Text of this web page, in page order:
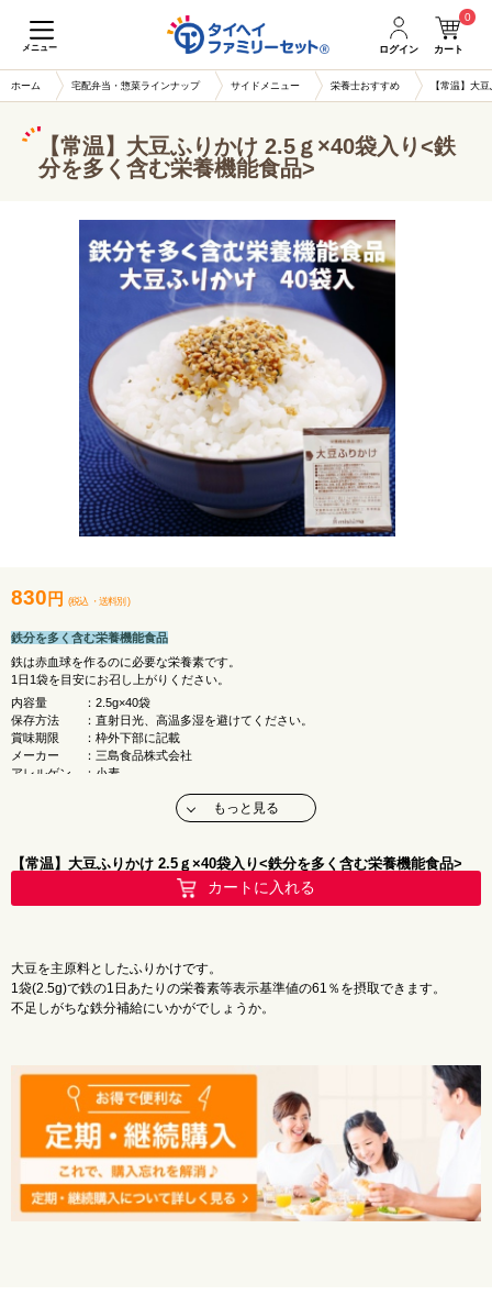
メニュー ログイン カート
0
ホーム 宅配弁当・惣菜ラインナップ サイドメニュー 栄養士おすすめ 【常温】大
【常温】大豆ふりかけ 2.5ｇ×40袋入り<鉄
分を多く含む栄養機能食品>
830 円 (税込 ・ 送料別 )
鉄分を多く含む栄養機能食品
鉄は赤血球を作るのに必要な栄養素です。
1日1袋を目安にお召し上がりください。
内容量 ：2.5g×40袋
保存方法 ：直射日光、高温多湿を避けてください。
賞味期限 ：枠外下部に記載
メーカー ：三島食品株式会社
アレルゲン ：小麦
砂糖、食塩、ドロマイト、乾燥マッシュポテ
ト、黒のり、でん粉、たん白加水分解物、
昆布エキス、酵母エキス／ピロリン酸第二鉄、
加工でん粉、酸化防止剤（ビタミンC）、
カロチン色素、（一部に小麦・ごま・大豆を
■ 栄養成分表示 （2.5g当たり）
エ ネ ル ギ ー：11kcal
た ん ぱ く 質：0.7g
脂 質 ：0.6g
カルシウム ：20mg
鉄 ：4.5mg
マグネシウム：10mg
食 塩 相 当 量：0.1g
※本品は多量摂取により疾病が治癒したり、より健康が増進するものではありませ
ん。1日の摂取目安量を守ってください。
※鉄含有の為、お茶をかけると黒変することがありますが、品質には問題ありませ
ん。
もっと見る
【常温】大豆ふりかけ 2.5ｇ×40袋入り<鉄分を多く含む栄養機能食品>
カートに入れる
大豆を主原料としたふりかけです。
1袋(2.5g)で鉄の1日あたりの栄養素等表示基準値の61％を摂取できます。
不足しがちな鉄分補給にいかがでしょうか。